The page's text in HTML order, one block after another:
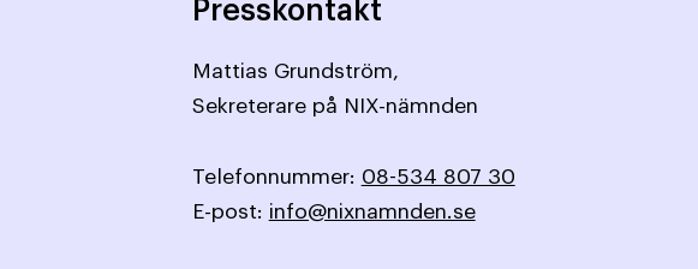
Presskontakt
Mattias Grundström,
Sekreterare på NIX-nämnden
Telefonnummer: 08-534 807 30
E-post: info@nixnamnden.se